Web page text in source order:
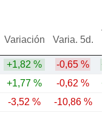
Variación Varia. 5d.
+1,82 % -0,65 %
+1,77 % -0,62 %
-3,52 % -10,86 %